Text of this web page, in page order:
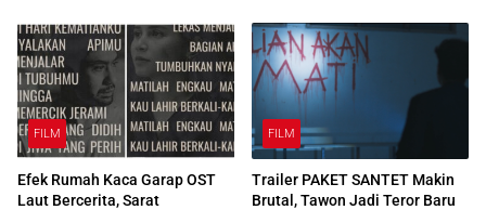
FILM
Efek Rumah Kaca Garap OST
Laut Bercerita, Sarat
FILM
Trailer PAKET SANTET Makin
Brutal, Tawon Jadi Teror Baru